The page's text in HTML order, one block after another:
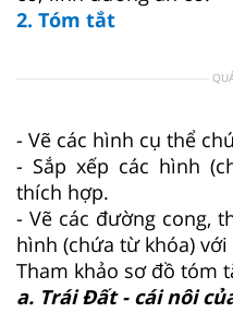
2. Tóm tắt
- Vẽ các hình cụ thể
- Sắp xếp các hình
thích hợp.
- Vẽ các đường cong,
hình (chứa từ khóa) với
Tham khảo sơ đồ tóm
a. Trái Đất - cái nôi